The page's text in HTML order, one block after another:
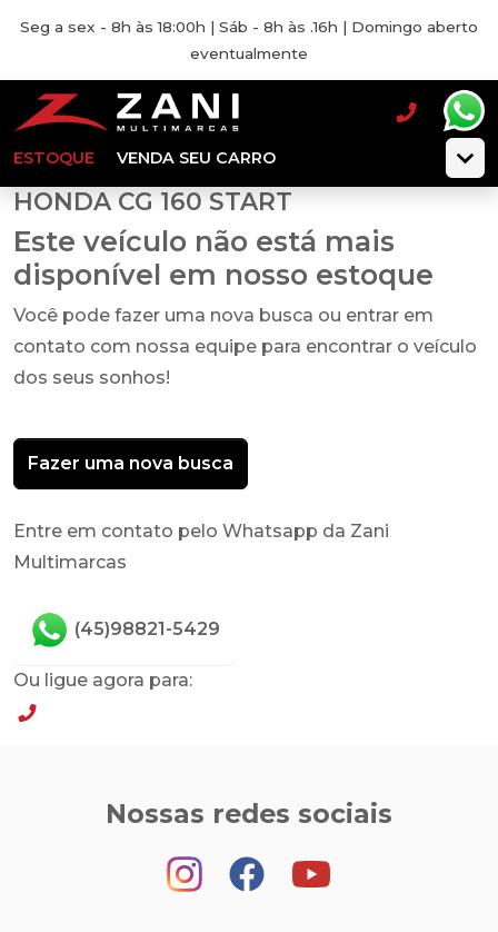
Seg a sex - 8h às 18:00h | Sáb - 8h às .16h | Domingo aberto
eventualmente
ESTOQUE VENDA SEU CARRO
HONDA CG 160 START
Este veículo não está mais
disponível em nosso estoque
Você pode fazer uma nova busca ou entrar em
contato com nossa equipe para encontrar o veículo
dos seus sonhos!
Fazer uma nova busca
Entre em contato pelo Whatsapp da Zani
Multimarcas
(45)98821-5429
Ou ligue agora para:
Nossas redes sociais